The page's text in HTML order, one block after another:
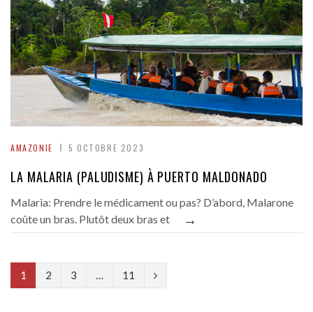
AMAZONIE 5 OCTOBRE 2023
LA MALARIA (PALUDISME) À PUERTO MALDONADO
Malaria: Prendre le médicament ou pas? D’abord, Malarone
coûte un bras. Plutôt deux bras et
→
1 2 3 … 11
N